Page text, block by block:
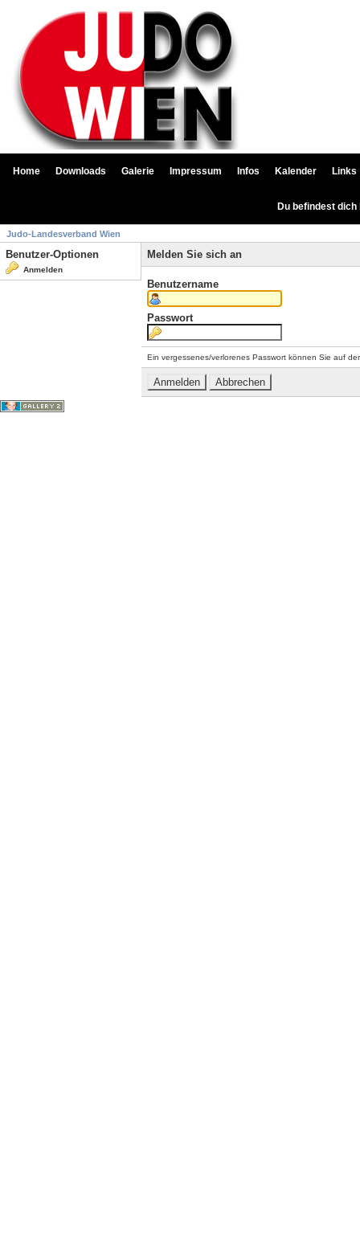
Home Downloads Galerie Impressum Infos Kalender Links
Du befindest
Judo-Landesverband Wien
Benutzer-Optionen
Anmelden
Melden Sie sich an
Benutzername
Passwort
Ein vergessenes/verlorenes Passwort können Sie auf